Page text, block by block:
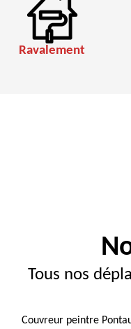
Ravalement
Tous nos
Couvreur peintre